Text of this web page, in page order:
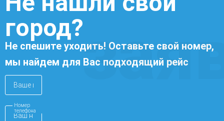
город?
Не спешите уходить! Оставьте свой номер,
мы найдем для Вас подходящий рейс
Номер
телефона